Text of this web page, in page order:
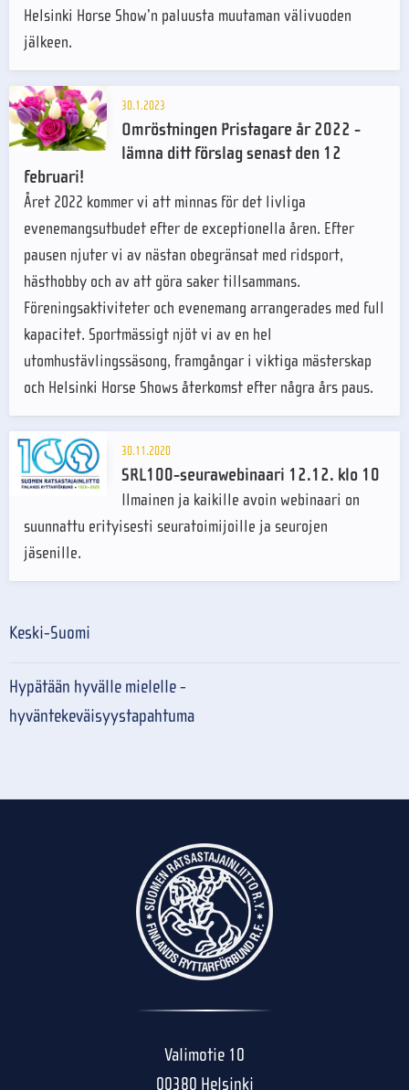
Helsinki Horse Show’n paluusta muutaman välivuoden
jälkeen.
30.1.2023
Omröstningen Pristagare år 2022 -
lämna ditt förslag senast den 12
februari!
Året 2022 kommer vi att minnas för det livliga
evenemangsutbudet efter de exceptionella åren. Efter
pausen njuter vi av nästan obegränsat med ridsport,
hästhobby och av att göra saker tillsammans.
Föreningsaktiviteter och evenemang arrangerades med full
kapacitet. Sportmässigt njöt vi av en hel
utomhustävlingssäsong, framgångar i viktiga mästerskap
och Helsinki Horse Shows återkomst efter några års paus.
30.11.2020
SRL100-seurawebinaari 12.12. klo 10
Ilmainen ja kaikille avoin webinaari on
suunnattu erityisesti seuratoimijoille ja seurojen
jäsenille.
Keski-Suomi
Hypätään hyvälle mielelle -
hyväntekeväisyystapahtuma
Valimotie 10
00380 Helsinki